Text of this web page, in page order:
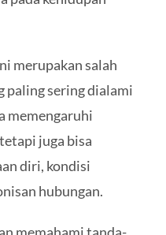
merupakan salah
paling sering dialami
memengaruhi
juga bisa
diri, kondisi
hubungan.